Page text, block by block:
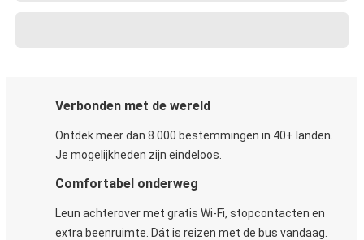
Verbonden met de wereld
Ontdek meer dan 8.000 bestemmingen in 40+ landen.
Je mogelijkheden zijn eindeloos.
Comfortabel onderweg
Leun achterover met gratis Wi-Fi, stopcontacten en
extra beenruimte. Dát is reizen met de bus vandaag.